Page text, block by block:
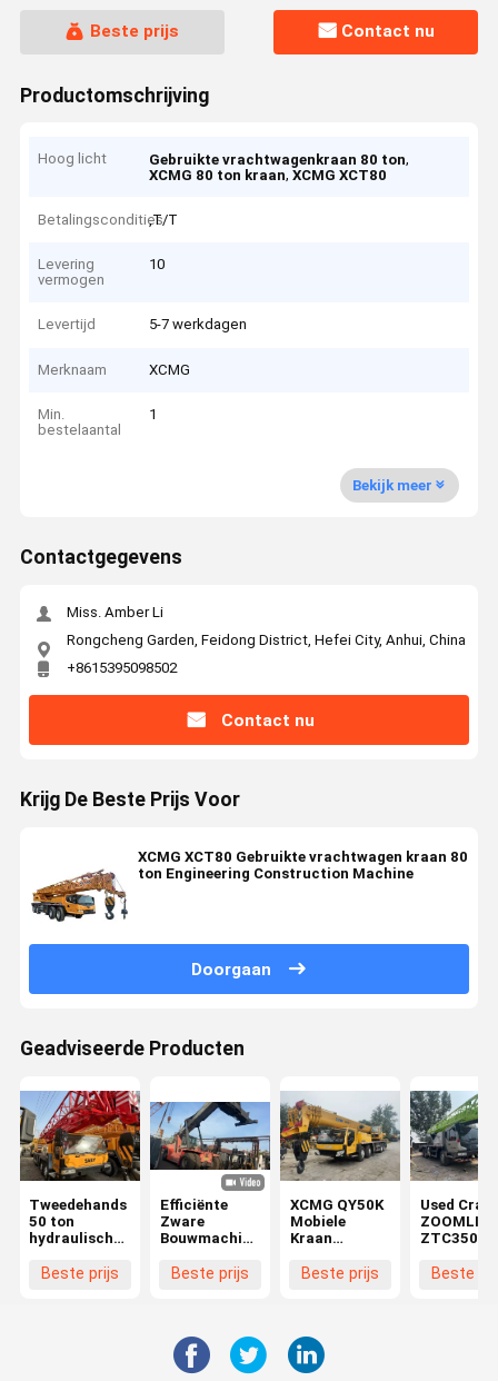
Beste prijs Contact nu
Productomschrijving
Hoog licht Gebruikte vrachtwagenkraan 80 ton,
XCMG 80 ton kraan,XCMG XCT80
Betalingscondities,T/T
Levering
vermogen
10
Levertijd 5-7 werkdagen
Merknaam XCMG
Min.
bestelaantal
1
Bekijk meer
Contactgegevens
Miss. Amber Li
Rongcheng Garden, Feidong District, Hefei City, Anhui, China
+8615395098502
Contact nu
Krijg De Beste Prijs Voor
XCMG XCT80 Gebruikte vrachtwagen kraan 80
ton Engineering Construction Machine
Doorgaan
Geadviseerde Producten
Tweedehands
50 ton
hydraulische
50T mobiele
Beste prijs
Efficiënte
Zware
Bouwmachines
Gebruikte
Beste prijs
XCMG QY50K
Mobiele
Kraan
50 Ton
Beste prijs
Used
ZTC350H
Crane In
Beste